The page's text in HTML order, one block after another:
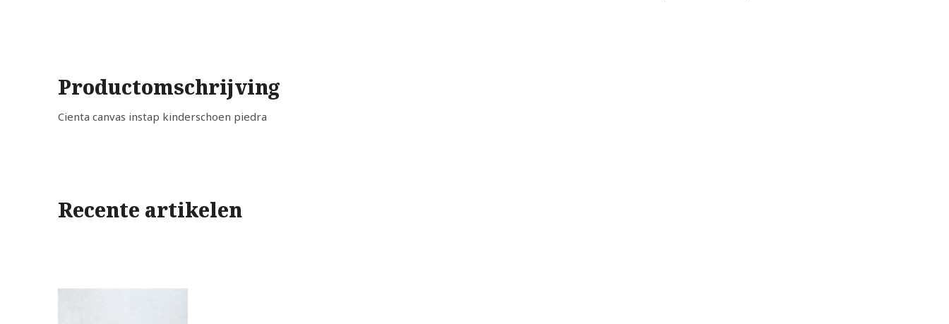
Productomschrijving
Cienta canvas instap kinderschoen piedra
Recente artikelen